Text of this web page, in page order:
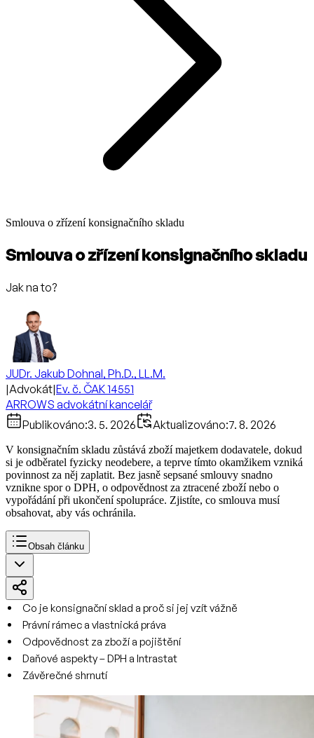
Smlouva o zřízení konsignačního skladu
Smlouva o zřízení konsignačního skladu
Jak na to?
JUDr. Jakub Dohnal, Ph.D., LL.M.
|Advokát|Ev. č. ČAK 14551
ARROWS advokátní kancelář
Publikováno:3. 5. 2026 Aktualizováno:7. 8. 2026
V konsignačním skladu zůstává zboží majetkem dodavatele, dokud
si je odběratel fyzicky neodebere, a teprve tímto okamžikem vzniká
povinnost za něj zaplatit. Bez jasně sepsané smlouvy snadno
vznikne spor o DPH, o odpovědnost za ztracené zboží nebo o
vypořádání při ukončení spolupráce. Zjistíte, co smlouva musí
obsahovat, aby vás ochránila.
Obsah článku
Co je konsignační sklad a proč si jej vzít vážně
Právní rámec a vlastnická práva
Odpovědnost za zboží a pojištění
Daňové aspekty – DPH a Intrastat
Závěrečné shrnutí